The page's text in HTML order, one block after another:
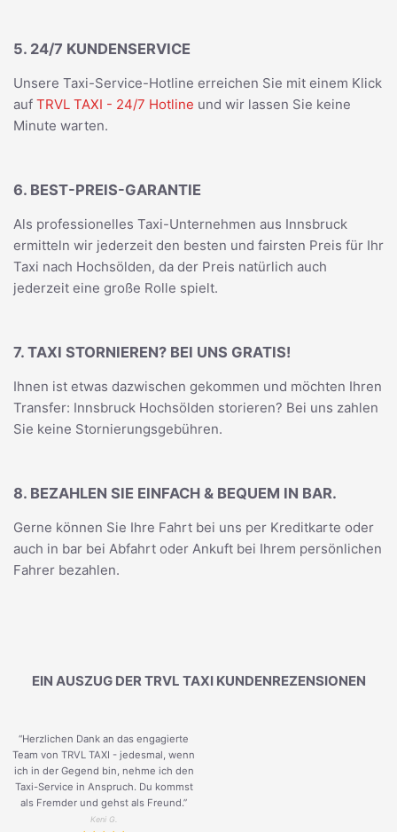
5. 24/7 KUNDENSERVICE
Unsere Taxi-Service-Hotline erreichen Sie mit einem Klick
auf TRVL TAXI - 24/7 Hotline und wir lassen Sie keine
Minute warten.
6. BEST-PREIS-GARANTIE
Als professionelles Taxi-Unternehmen aus Innsbruck
ermitteln wir jederzeit den besten und fairsten Preis für Ihr
Taxi nach Hochsölden, da der Preis natürlich auch
jederzeit eine große Rolle spielt.
7. TAXI STORNIEREN? BEI UNS GRATIS!
Ihnen ist etwas dazwischen gekommen und möchten Ihren
Transfer: Innsbruck Hochsölden storieren? Bei uns zahlen
Sie keine Stornierungsgebühren.
8. BEZAHLEN SIE EINFACH & BEQUEM IN BAR.
Gerne können Sie Ihre Fahrt bei uns per Kreditkarte oder
auch in bar bei Abfahrt oder Ankuft bei Ihrem persönlichen
Fahrer bezahlen.
EIN AUSZUG DER TRVL TAXI KUNDENREZENSIONEN
“Herzlichen Dank an das engagierte
Team von TRVL TAXI - jedesmal, wenn
ich in der Gegend bin, nehme ich den
Taxi-Service in Anspruch. Du kommst
als Fremder und gehst als Freund.”
Keni G.